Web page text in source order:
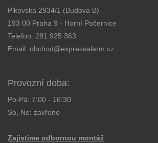
Plkovská 2934/1 (Budova B)
193 00 Praha 9 - Horní Počernice
Telefon: 281 925 363
Email: obchod@expressalarm.cz
Provozní doba:
Po-Pá: 7:00 - 16:30
So, Ne: zavřeno
Zajistíme odbornou montáž